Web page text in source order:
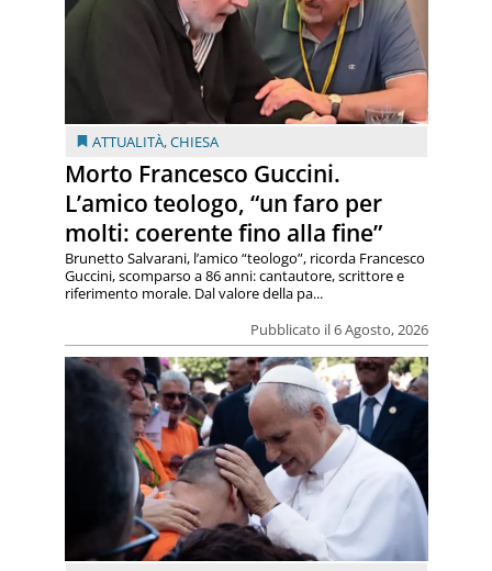
ATTUALITÀ,CHIESA
Morto Francesco Guccini.
L’amico teologo, “un faro per
molti: coerente fino alla fine”
Pubblicato il 6 Agosto, 2026
Brunetto Salvarani, l’amico “teologo”, ricorda Francesco
Guccini, scomparso a 86 anni: cantautore, scrittore e
riferimento morale. Dal valore della pa...